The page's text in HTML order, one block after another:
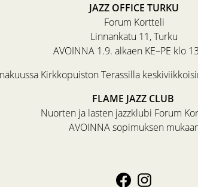
JAZZ OFFICE TURKU
Forum Kortteli
Linnankatu 11, Turku
AVOINNA 1.9. alkaen KE–PE klo
Kirkkopuiston Terassilla
FLAME JAZZ CLUB
Nuorten ja lasten jazzklubi Forum
AVOINNA sopimuksen